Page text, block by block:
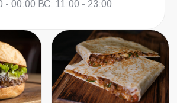
- 00:00 ВС: 11:00 - 23:00